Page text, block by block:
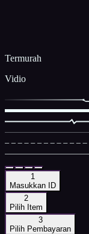
Termurah
Vidio
1
Masukkan ID
2
Pilih Item
3
Pilih Pembayaran